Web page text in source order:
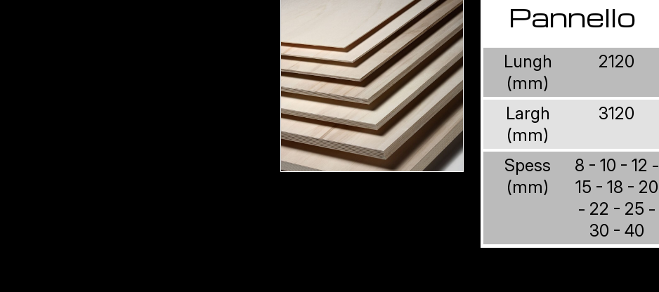
Pannello
Lungh
(mm)
2120
Largh
(mm)
3120
Spess
(mm)
8 - 10 - 12 -
15 - 18 - 20
- 22 - 25 -
30 - 40